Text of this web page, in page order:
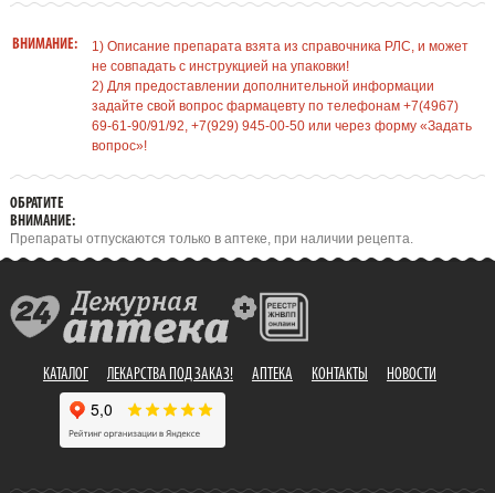
ВНИМАНИЕ:
1) Описание препарата взята из справочника РЛС, и может
не совпадать с инструкцией на упаковки!
2) Для предоставлении дополнительной информации
задайте свой вопрос фармацевту по телефонам +7(4967)
69-61-90/91/92, +7(929) 945-00-50 или через форму «Задать
вопрос»!
ОБРАТИТЕ
ВНИМАНИЕ:
Препараты отпускаются только в аптеке, при наличии рецепта.
КАТАЛОГ ЛЕКАРСТВА ПОД ЗАКАЗ! АПТЕКА КОНТАКТЫ НОВОСТИ